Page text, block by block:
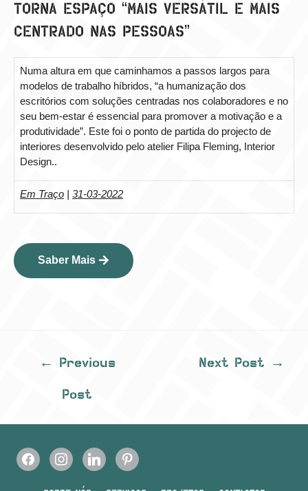
TORNA ESPAÇO “MAIS VERSÁTIL E MAIS
CENTRADO NAS PESSOAS”
Numa altura em que caminhamos a passos largos para
modelos de trabalho híbridos, “a humanização dos
escritórios com soluções centradas nos colaboradores e no
seu bem-estar é essencial para promover a motivação e a
produtividade”. Este foi o ponto de partida do projecto de
interiores desenvolvido pelo atelier Filipa Fleming, Interior
Design..
Em Traço | 31-03-2022
Saber Mais
← Previous
Post
Next Post →